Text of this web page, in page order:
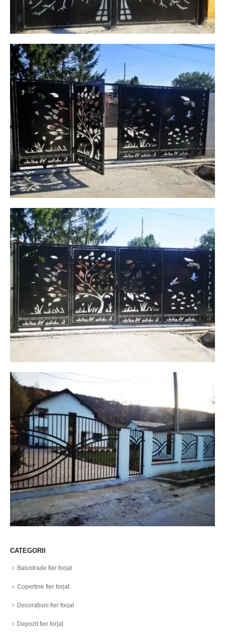
CATEGORII
Balustrade fier forjat
Copertine fier forjat
Decorațiuni fier forjat
Depozit fier forjat